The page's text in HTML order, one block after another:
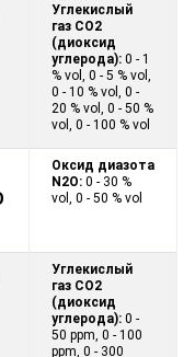
Углекислый
газ CO2
(диоксид
углерода): 0 - 1
% vol, 0 - 5 % vol,
0 - 10 % vol, 0 -
20 % vol, 0 - 50 %
vol, 0 - 100 % vol
Оксид диазота
N2O: 0 - 30 %
vol, 0 - 50 % vol
Углекислый
газ CO2
(диоксид
углерода): 0 -
50 ppm, 0 - 100
ppm, 0 - 300